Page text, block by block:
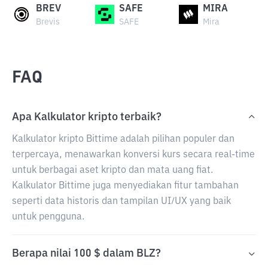
BREV
Brevis
SAFE
SAFE
MIRA
Mira
FAQ
Apa Kalkulator kripto terbaik?
Kalkulator kripto Bittime adalah pilihan populer dan
terpercaya, menawarkan konversi kurs secara real-time
untuk berbagai aset kripto dan mata uang fiat.
Kalkulator Bittime juga menyediakan fitur tambahan
seperti data historis dan tampilan UI/UX yang baik
untuk pengguna.
Berapa nilai 100 $ dalam BLZ?